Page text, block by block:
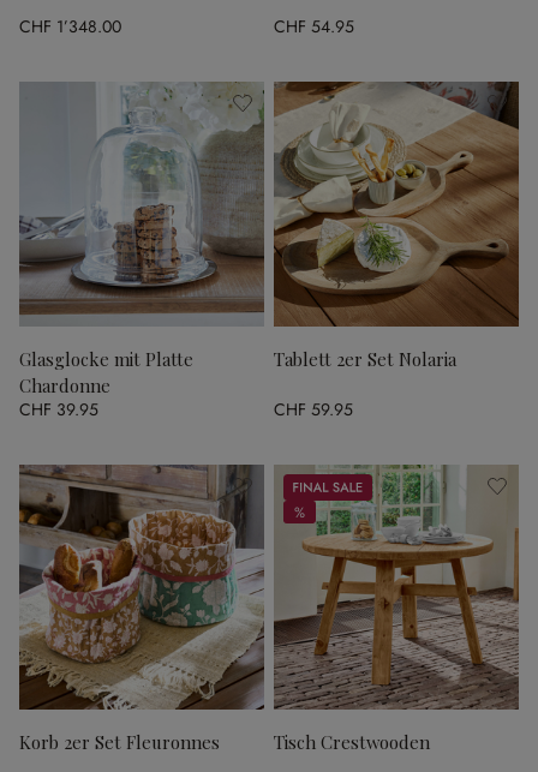
CHF 1’348.00 CHF 54.95
Glasglocke mit Platte
Chardonne
CHF 39.95
Tablett 2er Set Nolaria
CHF 59.95
Korb 2er Set Fleuronnes
Sale
%
%
Tisch Crestwooden